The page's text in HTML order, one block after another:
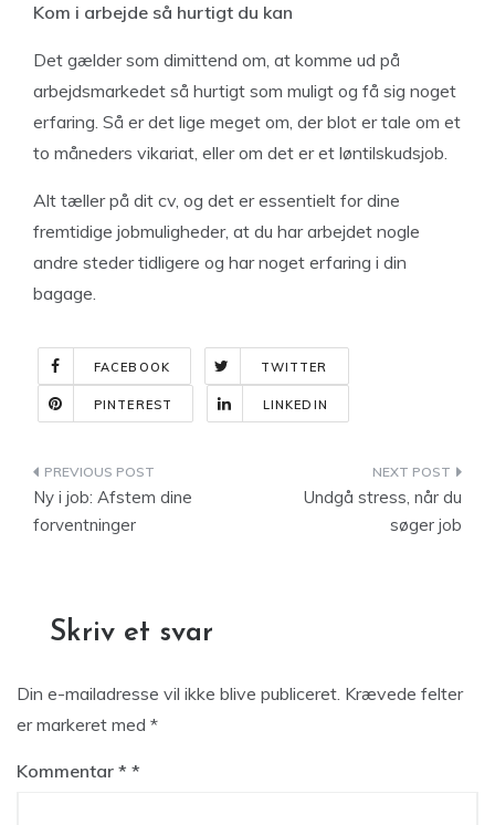
Kom i arbejde så hurtigt du kan
Det gælder som dimittend om, at komme ud på
arbejdsmarkedet så hurtigt som muligt og få sig noget
erfaring. Så er det lige meget om, der blot er tale om et
to måneders vikariat, eller om det er et løntilskudsjob.
Alt tæller på dit cv, og det er essentielt for dine
fremtidige jobmuligheder, at du har arbejdet nogle
andre steder tidligere og har noget erfaring i din
bagage.
FACEBOOK TWITTER
PINTEREST LINKEDIN
Indlægsnavigation
Ny i job: Afstem dine
forventninger
Undgå stress, når du
søger job
Skriv et svar
Din e-mailadresse vil ikke blive publiceret. Krævede felter
er markeret med *
Kommentar *